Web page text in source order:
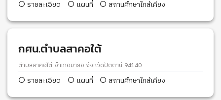
รายละเอียด แผนที่ สถานศึกษาใกล้เคียง
กศน.ตำบลสาคอใต้
ตำบลสาคอใต้ อำเภอมายอ จังหวัดปัตตานี 94140
รายละเอียด แผนที่ สถานศึกษาใกล้เคียง